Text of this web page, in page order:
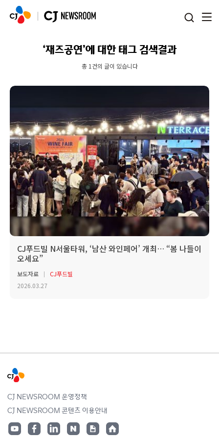
‘재즈공연’에 대한 태그 검색결과
총 1건의 글이 있습니다
CJ푸드빌 N서울타워, ‘남산 와인페어’ 개최… “봄 나들이
오세요”
보도자료
CJ푸드빌
2026.03.27
CJ NEWSROOM 운영정책
CJ NEWSROOM 콘텐츠 이용안내